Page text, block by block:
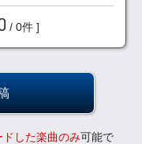
/ 0件 ]
ドした楽曲のみ可能で